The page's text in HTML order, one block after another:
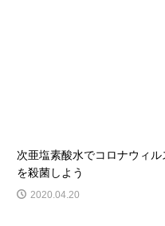
次亜塩素酸水でコロナウィル
を殺菌しよう
2020.04.20